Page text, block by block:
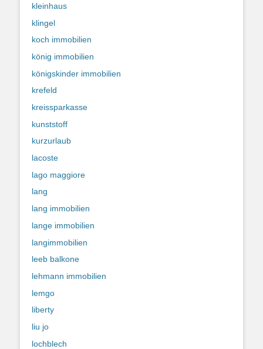
kleinhaus
klingel
koch immobilien
könig immobilien
königskinder immobilien
krefeld
kreissparkasse
kunststoff
kurzurlaub
lacoste
lago maggiore
lang
lang immobilien
lange immobilien
langimmobilien
leeb balkone
lehmann immobilien
lemgo
liberty
liu jo
lochblech